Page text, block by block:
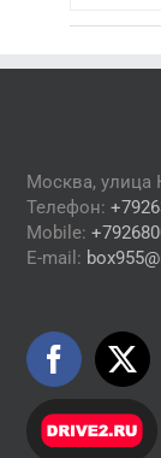
Москва, улица
Телефон:
Mobile:
E-mail: